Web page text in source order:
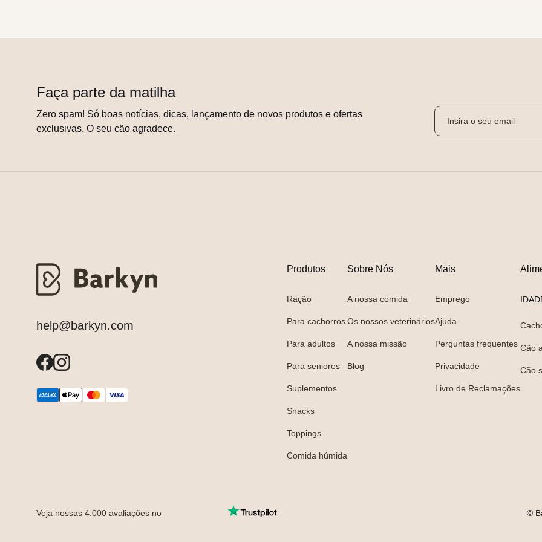
Faça parte da matilha
Zero spam! Só boas notícias, dicas, lançamento de novos produtos e ofertas
exclusivas. O seu cão agradece.
help@barkyn.com
Produtos
Ração
Para cachorros
Para adultos
Para seniores
Suplementos
Snacks
Toppings
Comida húmida
Sobre Nós
A nossa comida
Os nossos veterinários
A nossa missão
Blog
Mais
Emprego
Ajuda
Perguntas frequentes
Privacidade
Livro de Reclamações
Cão
Cão
Veja nossas 4.000 avaliações no ©